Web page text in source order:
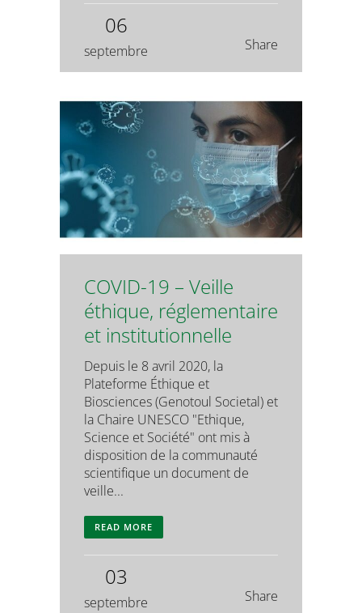
06
septembre Share
COVID-19 – Veille
éthique, réglementaire
et institutionnelle
Depuis le 8 avril 2020, la
Plateforme Éthique et
Biosciences (Genotoul Societal) et
la Chaire UNESCO "Ethique,
Science et Société" ont mis à
disposition de la communauté
scientifique un document de
veille...
READ MORE
03
septembre Share